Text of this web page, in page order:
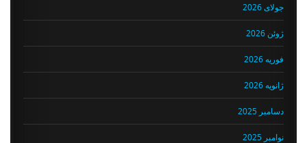
جولای 2026
ژوئن 2026
فوریه 2026
ژانویه 2026
دسامبر 2025
نوامبر 2025